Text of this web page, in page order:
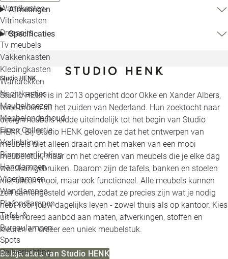
Wandkasten
Vitrinekasten
Dressoirs
Tv meubels
Vakkenkasten
Kledingkasten
Wandrekken
Nachtkastjes
Meubelhoezen
Meubelonderhoud
Eigen Collectie
Verlichting
Binnenverlichting
Hanglampen
Vloerlampen
Wandlampen
Plafondlampen
Tafel- &
Bureaulampen
Spots
Railverlichting
Afmetingen
Specificaties
Studio HENK
Studio HENK is in 2013 opgericht door Okke en Xander Albers,
twee broers uit het zuiden van Nederland. Hun zoektocht naar
designmeubels leidde uiteindelijk tot het begin van Studio
HENK. Bij Studio HENK geloven ze dat het ontwerpen van
meubels niet alleen draait om het maken van een mooi
meubelstuk, maar om het creëren van meubels die je elke dag
weer kan gebruiken. Daarom zijn de tafels, banken en stoelen
niet alleen mooi, maar ook functioneel. Alle meubels kunnen
zelf samengesteld worden, zodat ze precies zijn wat je nodig
hebt voor jouw dagelijks leven - zowel thuis als op kantoor. Kies
uit een breed aanbod aan maten, afwerkingen, stoffen en
kleuren en creëer een uniek meubelstuk.
Bekijk alles van Studio HENK